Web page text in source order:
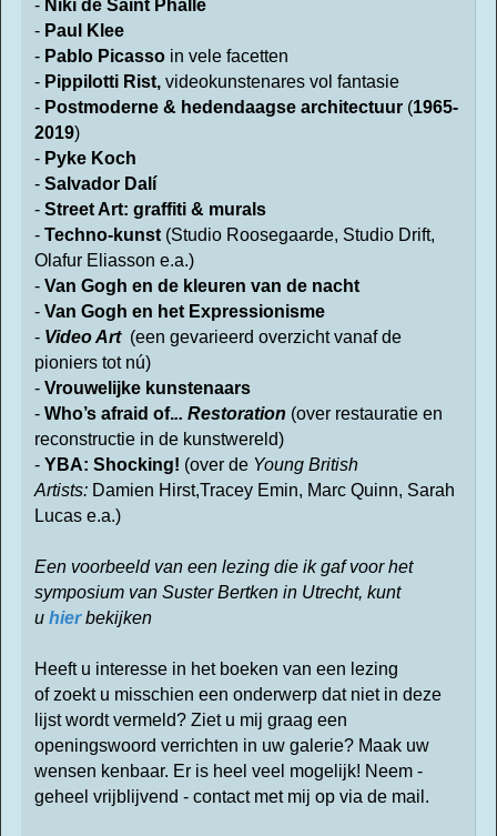
-Niki de Saint Phalle
- Paul Klee
-Pablo Picasso in vele facetten
- Pippilotti Rist, videokunstenares vol fantasie
- Postmoderne & hedendaagse architectuur(1965-
2019)
- Pyke Koch
- Salvador Dalí
-Street Art: graffiti & murals
-Techno-kunst (Studio Roosegaarde, Studio Drift,
Olafur Eliasson e.a.)
- Van Gogh en de kleuren van de nacht
- Van Gogh en het Expressionisme
- Video Art (een gevarieerd overzicht vanaf de
pioniers tot nú)
-Vrouwelijke kunstenaars
- Who’s afraid of... Restoration (over restauratie en
reconstructie in de kunstwereld)
- YBA: Shocking! (over de Young British
Artists: Damien Hirst,Tracey Emin, Marc Quinn, Sarah
Lucas e.a.)
Een voorbeeld van een lezing die ik gaf voor het
symposium van Suster Bertken in Utrecht, kunt
u hierbekijken
Heeft u interesse in het boeken van een lezing
of zoekt u misschien een onderwerp dat niet in deze
lijst wordt vermeld? Ziet u mij graag een
openingswoord verrichten in uw galerie? Maak uw
wensen kenbaar. Er is heel veel mogelijk! Neem -
geheel vrijblijvend - contact met mij op via de mail.